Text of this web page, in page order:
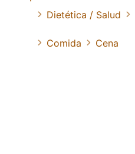
Dietética / Salud
Comida Cena